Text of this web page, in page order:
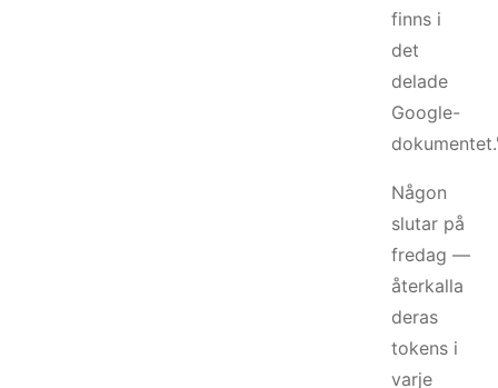
finns i
det
delade
Google-
Någon
slutar på
fredag —
återkalla
deras
tokens i
varje